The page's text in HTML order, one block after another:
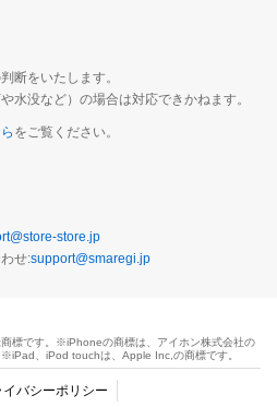
断をいたします。
水没など）の場合は対応できかねます。
をご覧ください。
store.jp
せ:support@smaregi.jp
標です。※iPhoneの商標は、アイホン株式会社の
、iPod touchは、Apple Inc,の商標です。
イバシーポリシー